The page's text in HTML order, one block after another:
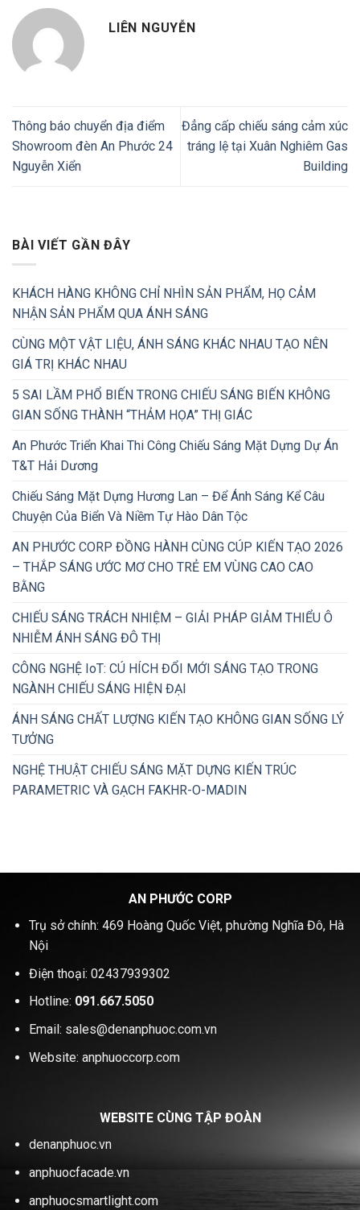
LIÊN NGUYỄN
Thông báo chuyển địa điểm
Showroom đèn An Phước 24
Nguyễn Xiển
Đẳng cấp chiếu sáng cảm xúc
tráng lệ tại Xuân Nghiêm Gas
Building
BÀI VIẾT GẦN ĐÂY
KHÁCH HÀNG KHÔNG CHỈ NHÌN SẢN PHẨM, HỌ CẢM
NHẬN SẢN PHẨM QUA ÁNH SÁNG
CÙNG MỘT VẬT LIỆU, ÁNH SÁNG KHÁC NHAU TẠO NÊN
GIÁ TRỊ KHÁC NHAU
5 SAI LẦM PHỔ BIẾN TRONG CHIẾU SÁNG BIẾN KHÔNG
GIAN SỐNG THÀNH “THẢM HỌA” THỊ GIÁC
An Phước Triển Khai Thi Công Chiếu Sáng Mặt Dựng Dự Án
T&T Hải Dương
Chiếu Sáng Mặt Dựng Hương Lan – Để Ánh Sáng Kể Câu
Chuyện Của Biển Và Niềm Tự Hào Dân Tộc
AN PHƯỚC CORP ĐỒNG HÀNH CÙNG CÚP KIẾN TẠO 2026
– THẮP SÁNG ƯỚC MƠ CHO TRẺ EM VÙNG CAO CAO
BẰNG
CHIẾU SÁNG TRÁCH NHIỆM – GIẢI PHÁP GIẢM THIỂU Ô
NHIỄM ÁNH SÁNG ĐÔ THỊ
CÔNG NGHỆ IoT: CÚ HÍCH ĐỔI MỚI SÁNG TẠO TRONG
NGÀNH CHIẾU SÁNG HIỆN ĐẠI
ÁNH SÁNG CHẤT LƯỢNG KIẾN TẠO KHÔNG GIAN SỐNG LÝ
TƯỞNG
NGHỆ THUẬT CHIẾU SÁNG MẶT DỰNG KIẾN TRÚC
PARAMETRIC VÀ GẠCH FAKHR-O-MADIN
AN PHƯỚC CORP
Trụ sở chính: 469 Hoàng Quốc Việt, phường Nghĩa Đô, Hà
Nội
Điện thoại: 02437939302
Hotline: 091.667.5050
Email: sales@denanphuoc.com.vn
Website: anphuoccorp.com
WEBSITE CÙNG TẬP ĐOÀN
denanphuoc.vn
anphuocfacade.vn
anphuocsmartlight.com